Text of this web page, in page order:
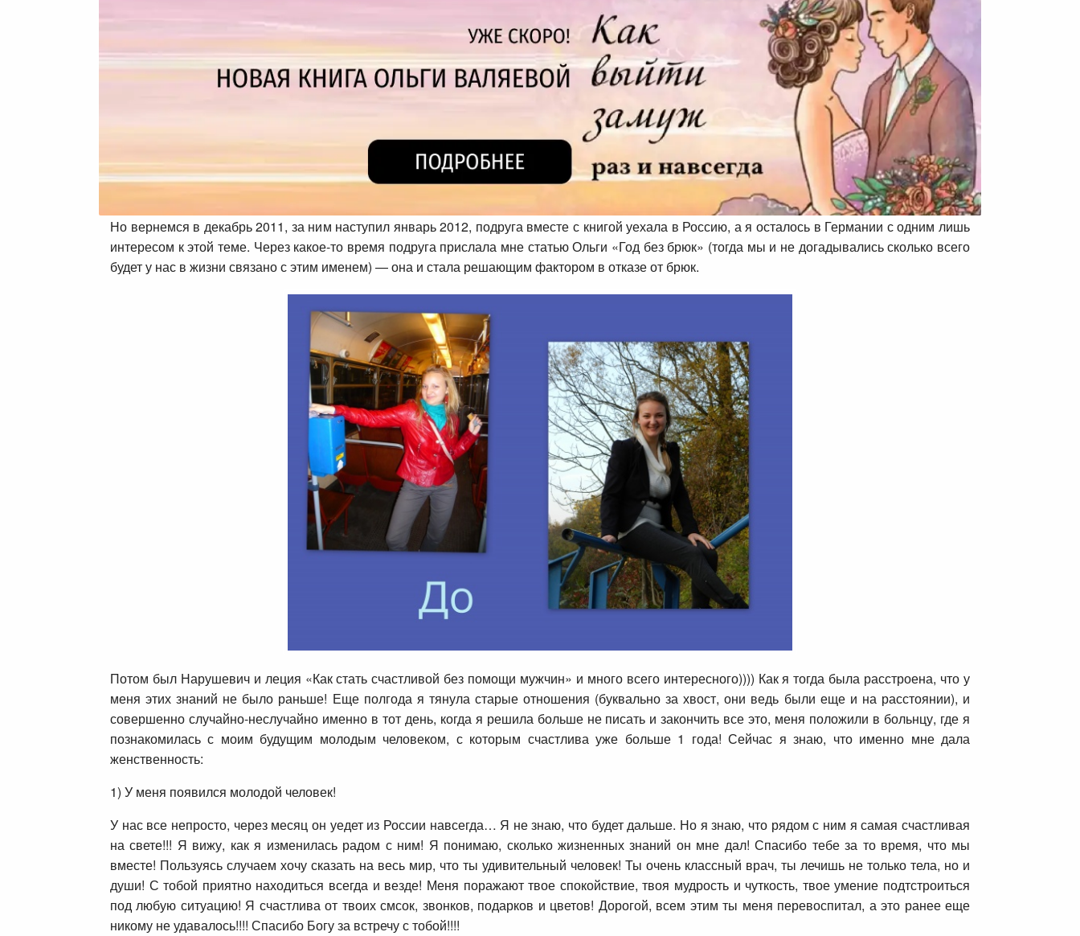
Но вернемся в декабрь 2011, за ним наступил январь 2012, подруга вместе с книгой уехала в Россию, а я осталось в Германии с одним лишь
интересом к этой теме. Через какое-то время подруга прислала мне статью Ольги «Год без брюк» (тогда мы и не догадывались сколько всего
будет у нас в жизни связано с этим именем) — она и стала решающим фактором в отказе от брюк.
Потом был Нарушевич и леция «Как стать счастливой без помощи мужчин» и много всего интересного)))) Как я тогда была расстроена, что у
меня этих знаний не было раньше! Еще полгода я тянула старые отношения (буквально за хвост, они ведь были еще и на расстоянии), и
совершенно случайно-неслучайно именно в тот день, когда я решила больше не писать и закончить все это, меня положили в больнцу, где я
познакомилась с моим будущим молодым человеком, с которым счастлива уже больше 1 года! Сейчас я знаю, что именно мне дала
женственность:
1) У меня появился молодой человек!
У нас все непросто, через месяц он уедет из России навсегда… Я не знаю, что будет дальше. Но я знаю, что рядом с ним я самая счастливая
на свете!!! Я вижу, как я изменилась радом с ним! Я понимаю, сколько жизненных знаний он мне дал! Спасибо тебе за то время, что мы
вместе! Пользуясь случаем хочу сказать на весь мир, что ты удивительный человек! Ты очень классный врач, ты лечишь не только тела, но и
души! С тобой приятно находиться всегда и везде! Меня поражают твое спокойствие, твоя мудрость и чуткость, твое умение подтстроиться
под любую ситуацию! Я счастлива от твоих смсок, звонков, подарков и цветов! Дорогой, всем этим ты меня перевоспитал, а это ранее еще
никому не удавалось!!!! Спасибо Богу за встречу с тобой!!!!